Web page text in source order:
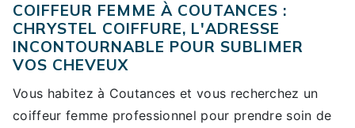
COIFFEUR FEMME À COUTANCES :
CHRYSTEL COIFFURE, L'ADRESSE
INCONTOURNABLE POUR SUBLIMER
VOS CHEVEUX
Vous habitez à Coutances et vous recherchez un
coiffeur femme professionnel pour prendre soin de